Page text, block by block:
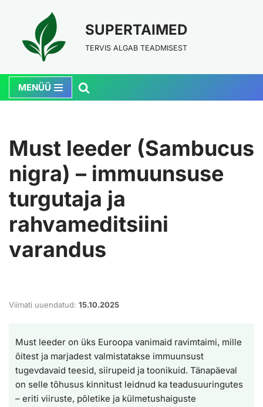
content
SUPERTAIMED
TERVIS ALGAB TEADMISEST
MENÜÜ
Must leeder (Sambucus
nigra) – immuunsuse
turgutaja ja
rahvameditsiini
varandus
Viimati uuendatud: 15.10.2025
Must leeder on üks Euroopa vanimaid ravimtaimi, mille
õitest ja marjadest valmistatakse immuunsust
tugevdavaid teesid, siirupeid ja toonikuid. Tänapäeval
on selle tõhusus kinnitust leidnud ka teadusuuringutes
– eriti viiruste, põletike ja külmetushaiguste